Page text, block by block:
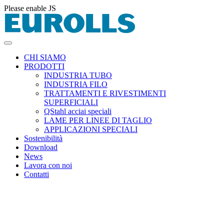
Please enable JS
CHI SIAMO
PRODOTTI
INDUSTRIA TUBO
INDUSTRIA FILO
TRATTAMENTI E RIVESTIMENTI
SUPERFICIALI
QStahl acciai speciali
LAME PER LINEE DI TAGLIO
APPLICAZIONI SPECIALI
Sostenibilità
Download
News
Lavora con noi
Contatti